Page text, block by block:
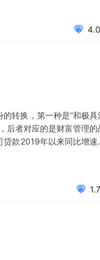
换，第一种是“和极具
后者对应的是财富管理的
款2019年以来同比增速